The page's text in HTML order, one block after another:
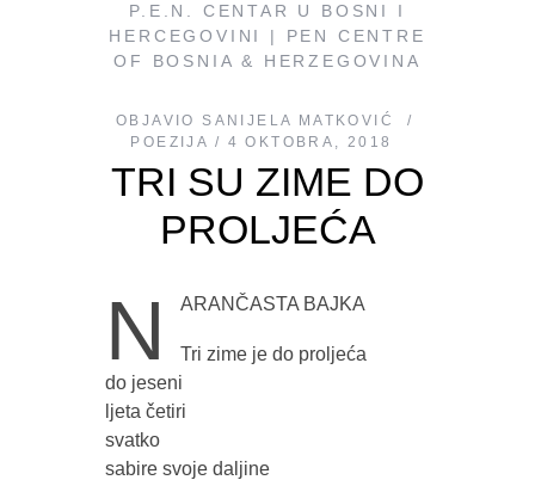
P.E.N. CENTAR U BOSNI I
HERCEGOVINI | PEN CENTRE
OF BOSNIA & HERZEGOVINA
OBJAVIO
SANIJELA MATKOVIĆ
POEZIJA
4 OKTOBRA, 2018
TRI SU ZIME DO
PROLJEĆA
N ARANČASTA BAJKA
Tri zime je do proljeća
do jeseni
ljeta četiri
svatko
sabire svoje daljine